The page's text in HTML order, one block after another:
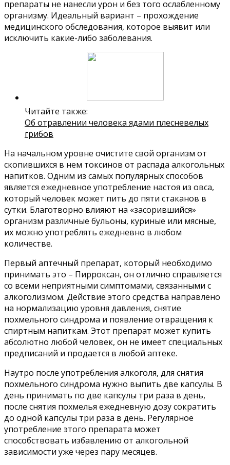
препараты не нанесли урон и без того ослабленному
организму. Идеальный вариант – прохождение
медицинского обследования, которое выявит или
исключить какие-либо заболевания.
Читайте также:
Об отравлении человека ядами плесневелых
грибов
На начальном уровне очистите свой организм от
скопившихся в нем токсинов от распада алкогольных
напитков. Одним из самых популярных способов
является ежедневное употребление настоя из овса,
который человек может пить до пяти стаканов в
сутки. Благотворно влияют на «засорившийся»
организм различные бульоны, куриные или мясные,
их можно употреблять ежедневно в любом
количестве.
Первый аптечный препарат, который необходимо
принимать это – Пирроксан, он отлично справляется
со всеми неприятными симптомами, связанными с
алкоголизмом. Действие этого средства направлено
на нормализацию уровня давления, снятие
похмельного синдрома и появление отвращения к
спиртным напиткам. Этот препарат может купить
абсолютно любой человек, он не имеет специальных
предписаний и продается в любой аптеке.
Наутро после употребления алкоголя, для снятия
похмельного синдрома нужно выпить две капсулы. В
день принимать по две капсулы три раза в день,
после снятия похмелья ежедневную дозу сократить
до одной капсулы три раза в день. Регулярное
употребление этого препарата может
способствовать избавлению от алкогольной
зависимости уже через пару месяцев.